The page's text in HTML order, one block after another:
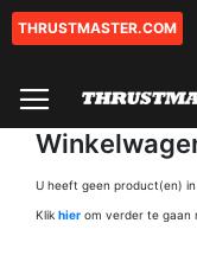
Ga
inhoud
THRUSTMASTER.COM
U heeft geen product(en)
Klik hier om verder te gaan